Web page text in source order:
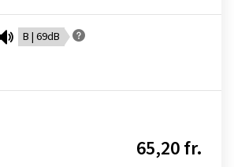
B | 69dB
65,20 fr.